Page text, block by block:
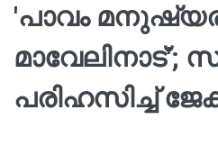
'പാവം
മാവേലിനാട്';
പരിഹസിച്ച്